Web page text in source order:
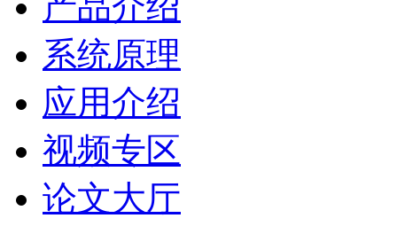
系统原理
应用介绍
视频专区
论文大厅